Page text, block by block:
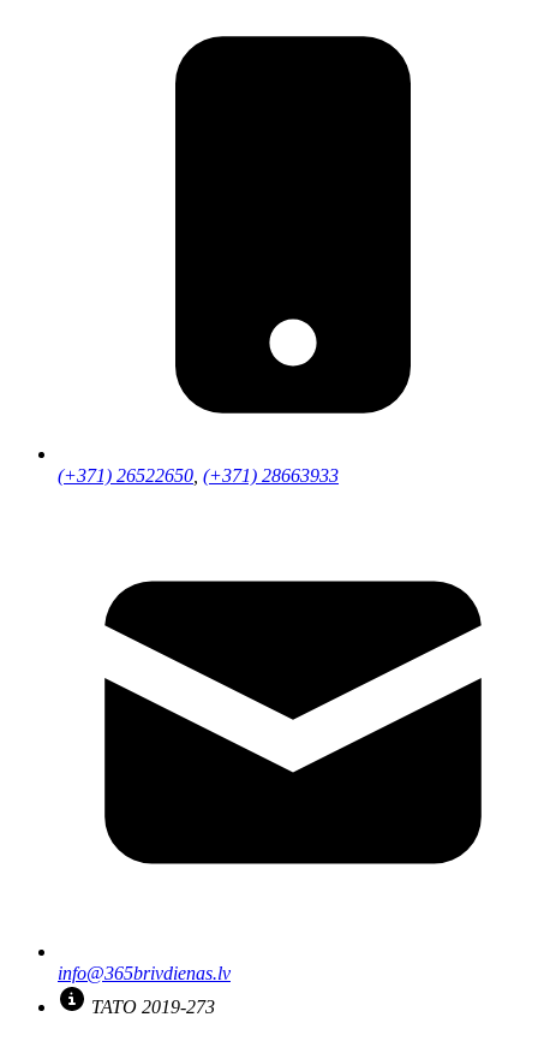
(+371) 26522650, (+371) 28663933
info@365brivdienas.lv
TATO 2019-273